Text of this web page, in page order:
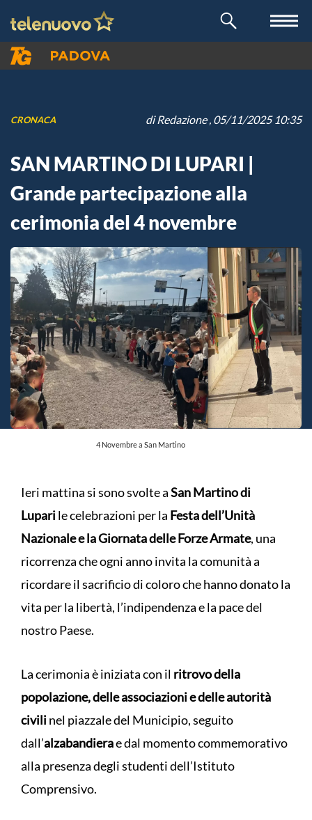
CRONACA diRedazione, 05/11/2025 10:35
SAN MARTINO DI LUPARI |
Grande partecipazione alla
cerimonia del 4 novembre
4 Novembre a San Martino
Ieri mattina si sono svolte aSan Martino di
Luparile celebrazioni per la Festa dell’Unità
Nazionale e la Giornata delle Forze Armate, una
ricorrenza che ogni anno invita la comunità a
ricordare il sacrificio di coloro che hanno donato la
vita per la libertà, l’indipendenza e la pace del
nostro Paese.
La cerimonia è iniziata con il ritrovo della
popolazione, delle associazioni e delle autorità
civilinel piazzale del Municipio, seguito
dall’alzabandierae dal momento commemorativo
alla presenza degli studenti dell’Istituto
Comprensivo.